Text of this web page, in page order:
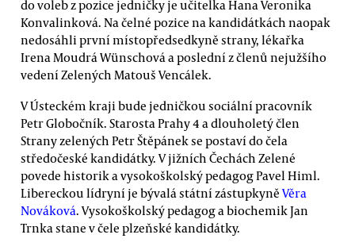
do voleb z pozice jedničky je učitelka Hana Veronika
Konvalinková. Na čelné pozice na kandidátkách naopak
nedosáhli první místopředsedkyně strany, lékařka
Irena Moudrá Wünschová a poslední z členů nejužšího
vedení Zelených Matouš Vencálek.
V Ústeckém kraji bude jedničkou sociální pracovník
Petr Globočník. Starosta Prahy 4 a dlouholetý člen
Strany zelených Petr Štěpánek se postaví do čela
středočeské kandidátky. V jižních Čechách Zelené
povede historik a vysokoškolský pedagog Pavel Himl.
Libereckou lídryní je bývalá státní zástupkyně Věra
Nováková. Vysokoškolský pedagog a biochemik Jan
Trnka stane v čele plzeňské kandidátky.